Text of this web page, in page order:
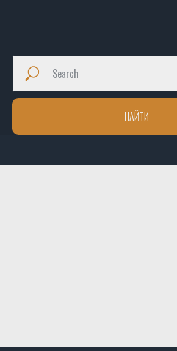
НАЙТИ